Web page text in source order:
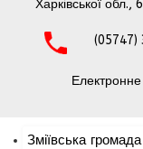
Харківської обл.,
(05747)
Зміївська громада